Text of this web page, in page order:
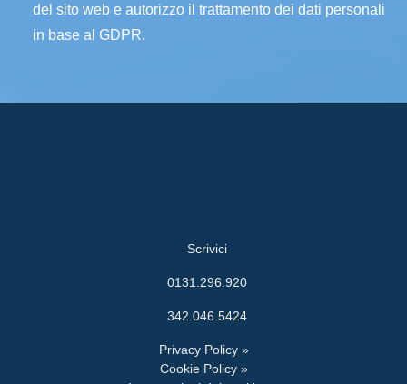
del sito web e autorizzo il trattamento dei dati personali
in base al GDPR.
Scrivici
0131.296.920
342.046.5424
Privacy Policy »
Cookie Policy »